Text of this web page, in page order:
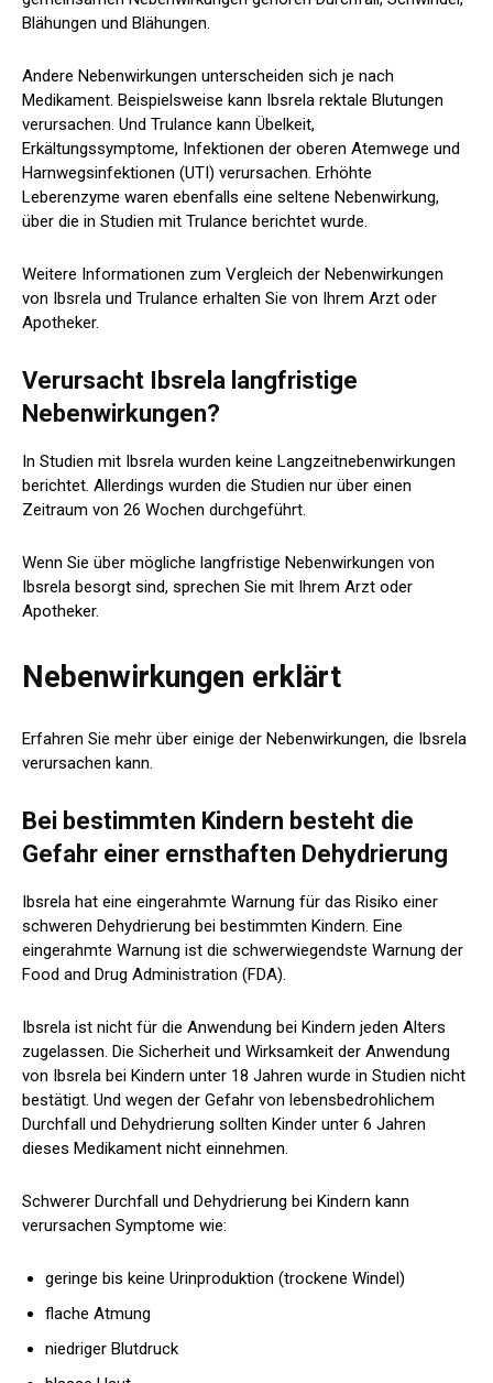
Blähungen und Blähungen.
Andere Nebenwirkungen unterscheiden sich je nach
Medikament. Beispielsweise kann Ibsrela rektale Blutungen
verursachen. Und Trulance kann Übelkeit,
Erkältungssymptome, Infektionen der oberen Atemwege und
Harnwegsinfektionen (UTI) verursachen. Erhöhte
Leberenzyme waren ebenfalls eine seltene Nebenwirkung,
über die in Studien mit Trulance berichtet wurde.
Weitere Informationen zum Vergleich der Nebenwirkungen
von Ibsrela und Trulance erhalten Sie von Ihrem Arzt oder
Apotheker.
Verursacht Ibsrela langfristige
Nebenwirkungen?
In Studien mit Ibsrela wurden keine Langzeitnebenwirkungen
berichtet. Allerdings wurden die Studien nur über einen
Zeitraum von 26 Wochen durchgeführt.
Wenn Sie über mögliche langfristige Nebenwirkungen von
Ibsrela besorgt sind, sprechen Sie mit Ihrem Arzt oder
Apotheker.
Nebenwirkungen erklärt
Erfahren Sie mehr über einige der Nebenwirkungen, die Ibsrela
verursachen kann.
Bei bestimmten Kindern besteht die
Gefahr einer ernsthaften Dehydrierung
Ibsrela hat eine eingerahmte Warnung für das Risiko einer
schweren Dehydrierung bei bestimmten Kindern. Eine
eingerahmte Warnung ist die schwerwiegendste Warnung der
Food and Drug Administration (FDA).
Ibsrela ist nicht für die Anwendung bei Kindern jeden Alters
zugelassen. Die Sicherheit und Wirksamkeit der Anwendung
von Ibsrela bei Kindern unter 18 Jahren wurde in Studien nicht
bestätigt. Und wegen der Gefahr von lebensbedrohlichem
Durchfall und Dehydrierung sollten Kinder unter 6 Jahren
dieses Medikament nicht einnehmen.
Schwerer Durchfall und Dehydrierung bei Kindern kann
verursachen Symptome wie:
geringe bis keine Urinproduktion (trockene Windel)
flache Atmung
niedriger Blutdruck